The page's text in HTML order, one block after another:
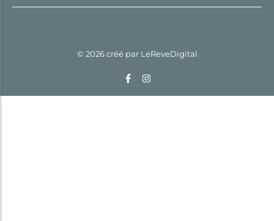
© 2026 créé par LeReveDigital